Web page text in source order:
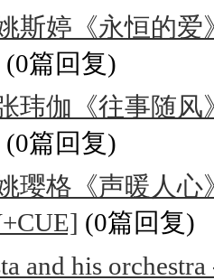
斯婷《永恒的
(0篇回复)
玮伽《往事随
(0篇回复)
璎格《声暖人
(0篇回复)
and his